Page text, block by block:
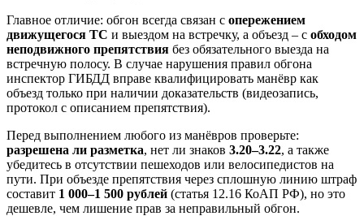
Главное отличие: обгон всегда связан с опережением
движущегося ТС и выездом на встречку, а объезд – с обходом
неподвижного препятствия без обязательного выезда на
встречную полосу. В случае нарушения правил обгона
инспектор ГИБДД вправе квалифицировать манёвр как
объезд только при наличии доказательств (видеозапись,
протокол с описанием препятствия).
Перед выполнением любого из манёвров проверьте:
разрешена ли разметка, нет ли знаков 3.20–3.22, а также
убедитесь в отсутствии пешеходов или велосипедистов на
пути. При объезде препятствия через сплошную линию штраф
составит 1 000–1 500 рублей (статья 12.16 КоАП РФ), но это
дешевле, чем лишение прав за неправильный обгон.